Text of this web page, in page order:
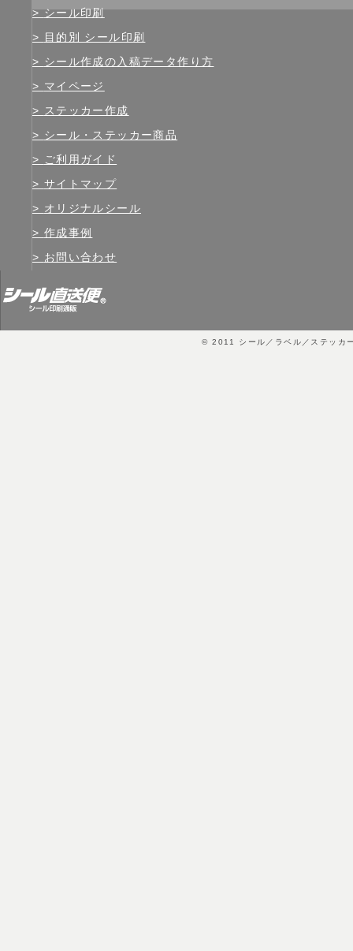
シール印刷
目的別 シール印刷
シール作成の入稿データ作り方
マイページ
ステッカー作成
シール・ステッカー商品
ご利用ガイド
サイトマップ
オリジナルシール
作成事例
お問い合わせ
© 2011 シール／ラベル／ステッカ